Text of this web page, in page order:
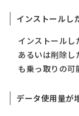
金銭的な被害
Androidの乗っ
OSやソフト
不審なメール
インストールし
インストールし
あるいは削除し
も乗っ取りの可
データ使用量が